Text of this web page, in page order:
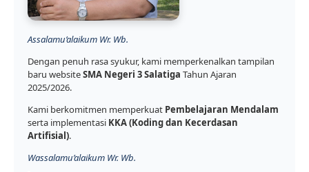
Assalamu’alaikum Wr. Wb.
Dengan penuh rasa syukur, kami memperkenalkan tampilan
baru websiteSMA Negeri 3 Salatiga Tahun Ajaran
2025/2026.
Kami berkomitmen memperkuat Pembelajaran Mendalam
serta implementasi KKA (Koding dan Kecerdasan
Artifisial).
Wassalamu’alaikum Wr. Wb.